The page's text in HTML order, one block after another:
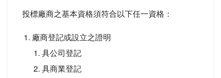
投標廠商之基本資格須符合以下任一資格：
廠商登記或設立之證明
具公司登記
具商業登記